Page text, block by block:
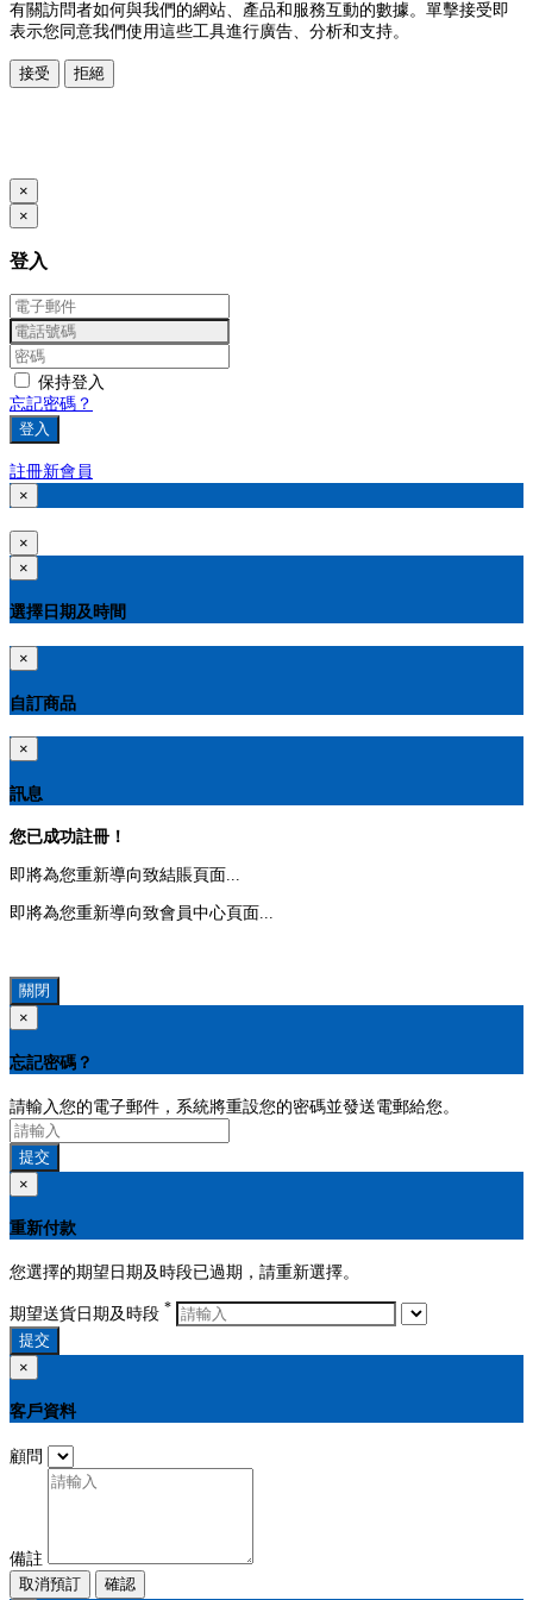
有關訪問者如何與我們的網站、產品和服務互動的數據。單擊接受即
表示您同意我們使用這些工具進行廣告、分析和支持。
接受 拒絕
×
×
登入
保持登入
忘記密碼？
登入
註冊新會員
×
×
×
選擇日期及時間
×
自訂商品
×
訊息
您已成功註冊！
即將為您重新導向致結賬頁面...
即將為您重新導向致會員中心頁面...
關閉
×
忘記密碼？
請輸入您的電子郵件，系統將重設您的密碼並發送電郵給您。
提交
×
重新付款
您選擇的期望日期及時段已過期，請重新選擇。
期望送貨日期及時段 *
提交
×
客戶資料
顧問
備註
取消預訂
確認